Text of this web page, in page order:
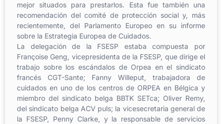
mejor situados para prestarlos. Esta fue también una
recomendación del comité de protección social y, más
recientemente, del Parlamento Europeo en su informe
sobre la Estrategia Europea de Cuidados.
La delegación de la FSESP estaba compuesta por
Françoise Geng, vicepresidenta de la FSESP, que dirige el
trabajo sobre los escándalos de Orpea en el sindicato
francés CGT-Sante; Fanny Willeput, trabajadora de
cuidados en uno de los centros de ORPEA en Bélgica y
miembro del sindicato belga BBTK SETca; Oliver Remy,
del sindicato belga ACV puls; la vicesecretaria general de
la FSESP, Penny Clarke, y la responsable de servicios